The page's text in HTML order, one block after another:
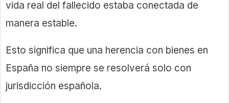
vida real del fallecido estaba conectada de
manera estable.
Esto significa que una herencia con bienes en
España no siempre se resolverá solo con
jurisdicción española.